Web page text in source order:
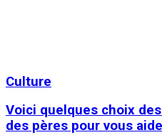
Culture
Voici quelques choix
des pères pour vous